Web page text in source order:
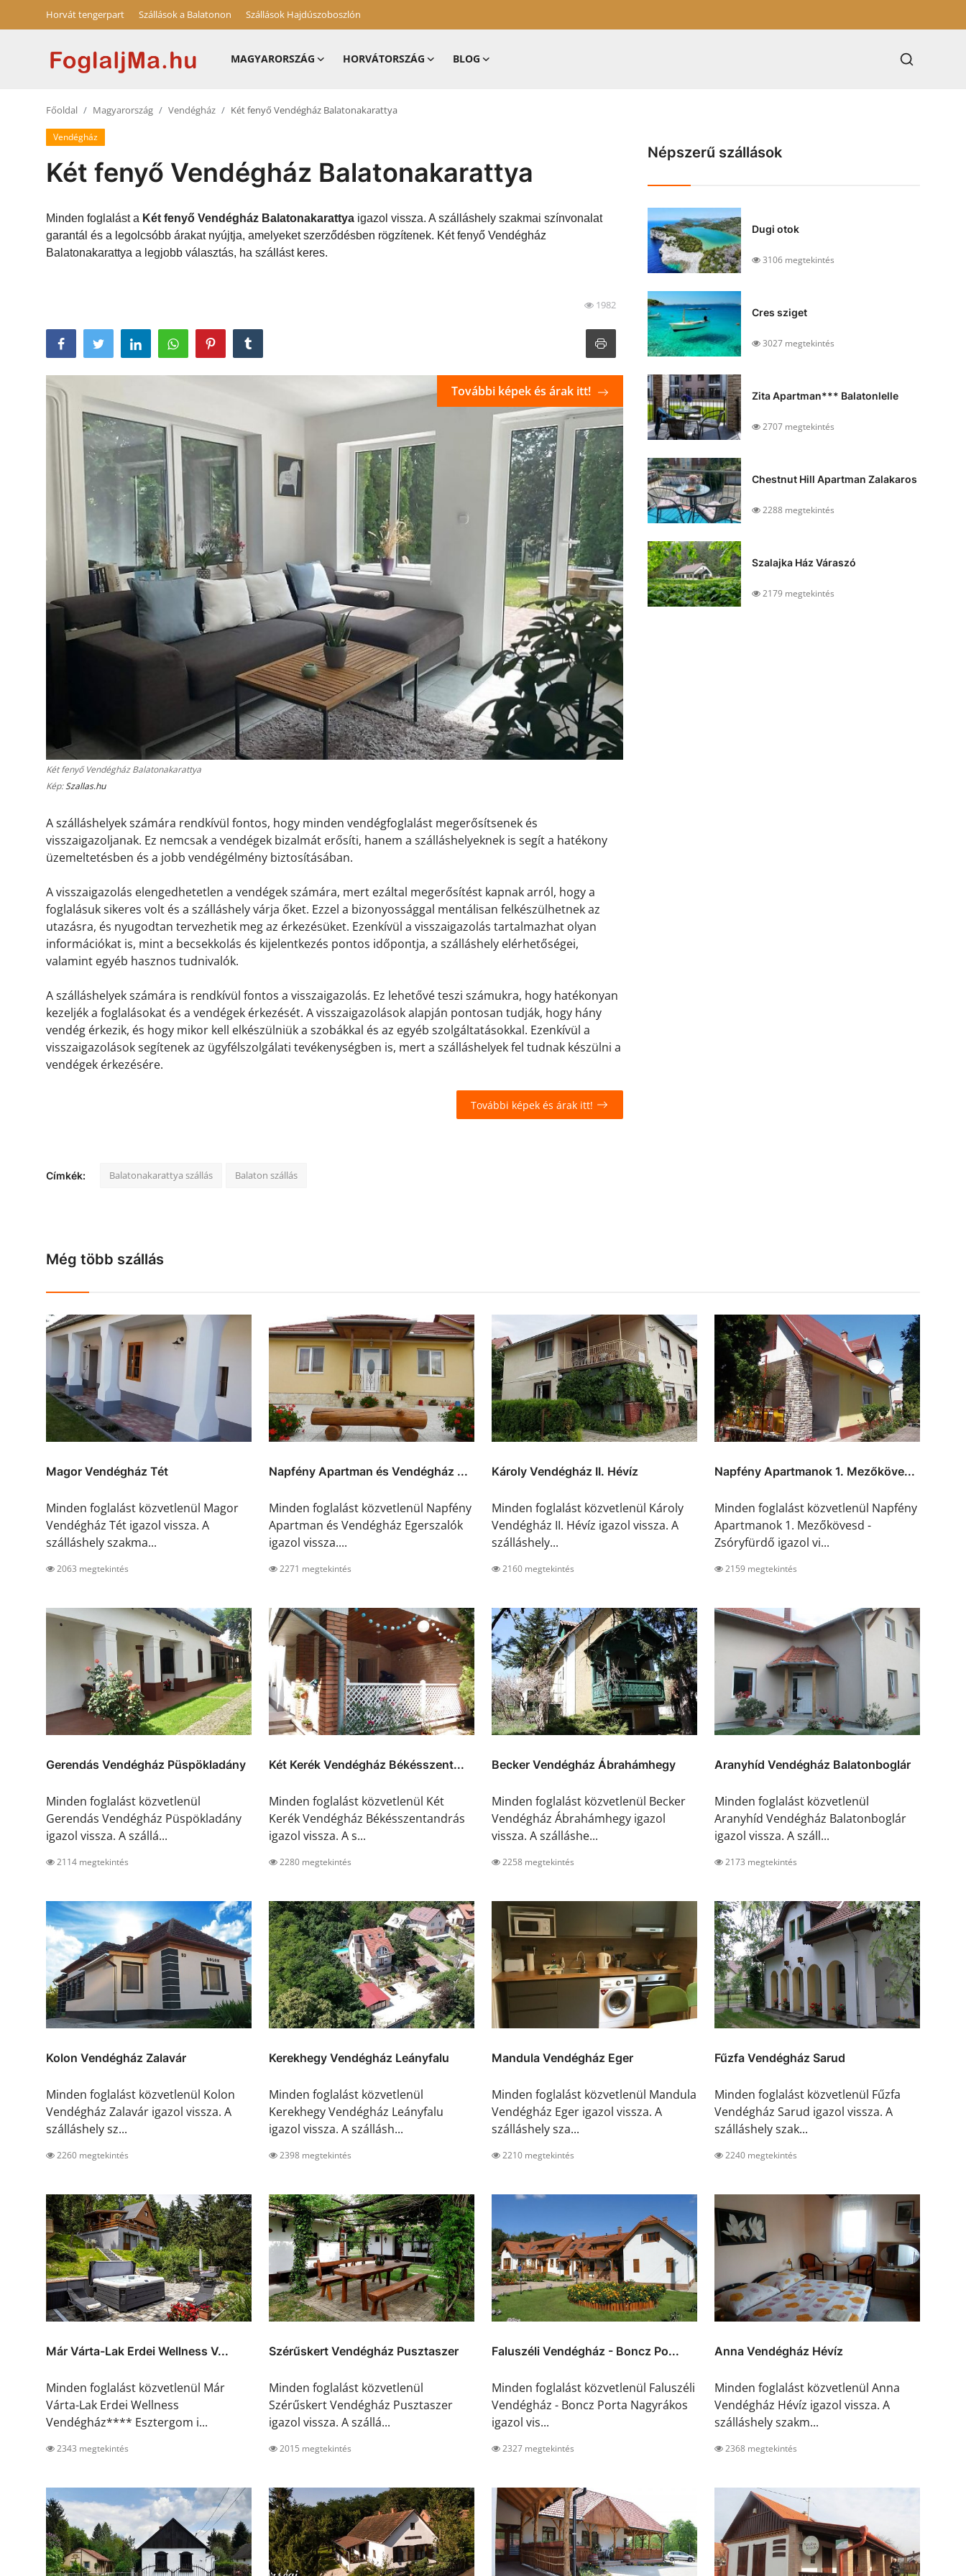
Horvát tengerpart Szállások a Balatonon Szállások Hajdúszoboszlón
MAGYARORSZÁG HORVÁTORSZÁG BLOG
Horvátország
Szállások Hajdúszoboszlón
Főoldal Magyarország Vendégház Két fenyő Vendégház Balatonakarattya
Vendégház
Két fenyő Vendégház Balatonakarattya
Minden foglalást a Két fenyő Vendégház Balatonakarattya igazol vissza. A szálláshely szakmai színvonalat
garantál és a legolcsóbb árakat nyújtja, amelyeket szerződésben rögzítenek. Két fenyő Vendégház
Balatonakarattya a legjobb választás, ha szállást keres.
1982
Két fenyő Vendégház Balatonakarattya
Kép:Szallas.hu
További képek és árak itt!
A szálláshelyek számára rendkívül fontos, hogy minden vendégfoglalást megerősítsenek és
visszaigazoljanak. Ez nemcsak a vendégek bizalmát erősíti, hanem a szálláshelyeknek is segít a hatékony
üzemeltetésben és a jobb vendégélmény biztosításában.
A visszaigazolás elengedhetetlen a vendégek számára, mert ezáltal megerősítést kapnak arról, hogy a
foglalásuk sikeres volt és a szálláshely várja őket. Ezzel a bizonyossággal mentálisan felkészülhetnek az
utazásra, és nyugodtan tervezhetik meg az érkezésüket. Ezenkívül a visszaigazolás tartalmazhat olyan
információkat is, mint a becsekkolás és kijelentkezés pontos időpontja, a szálláshely elérhetőségei,
valamint egyéb hasznos tudnivalók.
A szálláshelyek számára is rendkívül fontos a visszaigazolás. Ez lehetővé teszi számukra, hogy hatékonyan
kezeljék a foglalásokat és a vendégek érkezését. A visszaigazolások alapján pontosan tudják, hogy hány
vendég érkezik, és hogy mikor kell elkészülniük a szobákkal és az egyéb szolgáltatásokkal. Ezenkívül a
visszaigazolások segítenek az ügyfélszolgálati tevékenységben is, mert a szálláshelyek fel tudnak készülni a
vendégek érkezésére.
További képek és árak itt!
Címkék: Balatonakarattya szállás Balaton szállás
Népszerű szállások
Dugi otok
3106 megtekintés
Cres sziget
3027 megtekintés
Zita Apartman*** Balatonlelle
2707 megtekintés
Chestnut Hill Apartman Zalakaros
2288 megtekintés
Szalajka Ház Váraszó
2179 megtekintés
Még több szállás
Magor Vendégház Tét
Minden foglalást közvetlenül Magor
Vendégház Tét igazol vissza. A
szálláshely szakma...
2063 megtekintés
Napfény Apartman és Vendégház ...
Minden foglalást közvetlenül Napfény
Apartman és Vendégház Egerszalók
igazol vissza....
2271 megtekintés
Károly Vendégház II. Hévíz
Minden foglalást közvetlenül Károly
Vendégház II. Hévíz igazol vissza. A
szálláshely...
2160 megtekintés
Napfény Apartmanok 1. Mezőköve...
Minden foglalást közvetlenül Napfény
Apartmanok 1. Mezőkövesd -
Zsóryfürdő igazol vi...
2159 megtekintés
Gerendás Vendégház Püspökladány
Minden foglalást közvetlenül
Gerendás Vendégház Püspökladány
igazol vissza. A szállá...
2114 megtekintés
Két Kerék Vendégház Békésszent...
Minden foglalást közvetlenül Két
Kerék Vendégház Békésszentandrás
igazol vissza. A s...
2280 megtekintés
Becker Vendégház Ábrahámhegy
Minden foglalást közvetlenül Becker
Vendégház Ábrahámhegy igazol
vissza. A szálláshe...
2258 megtekintés
Aranyhíd Vendégház Balatonboglár
Minden foglalást közvetlenül
Aranyhíd Vendégház Balatonboglár
igazol vissza. A száll...
2173 megtekintés
Kolon Vendégház Zalavár
Minden foglalást közvetlenül Kolon
Vendégház Zalavár igazol vissza. A
szálláshely sz...
2260 megtekintés
Kerekhegy Vendégház Leányfalu
Minden foglalást közvetlenül
Kerekhegy Vendégház Leányfalu
igazol vissza. A szállásh...
2398 megtekintés
Mandula Vendégház Eger
Minden foglalást közvetlenül Mandula
Vendégház Eger igazol vissza. A
szálláshely sza...
2210 megtekintés
Fűzfa Vendégház Sarud
Minden foglalást közvetlenül Fűzfa
Vendégház Sarud igazol vissza. A
szálláshely szak...
2240 megtekintés
Már Várta-Lak Erdei Wellness V...
Minden foglalást közvetlenül Már
Várta-Lak Erdei Wellness
Vendégház**** Esztergom i...
2343 megtekintés
Szérűskert Vendégház Pusztaszer
Minden foglalást közvetlenül
Szérűskert Vendégház Pusztaszer
igazol vissza. A szállá...
2015 megtekintés
Faluszéli Vendégház - Boncz Po...
Minden foglalást közvetlenül Faluszéli
Vendégház - Boncz Porta Nagyrákos
igazol vis...
2327 megtekintés
Anna Vendégház Hévíz
Minden foglalást közvetlenül Anna
Vendégház Hévíz igazol vissza. A
szálláshely szakm...
2368 megtekintés